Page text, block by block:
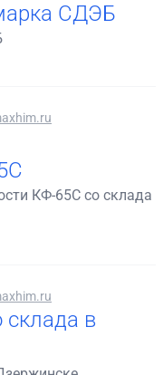
СДЭБ
КФ-65С со склада
склада в